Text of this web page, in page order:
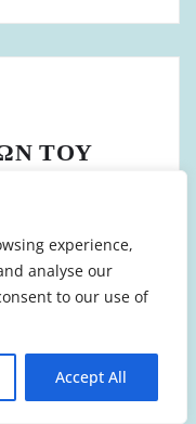
experience,
analyse our
to our use of
Accept All
ΤΟΥ